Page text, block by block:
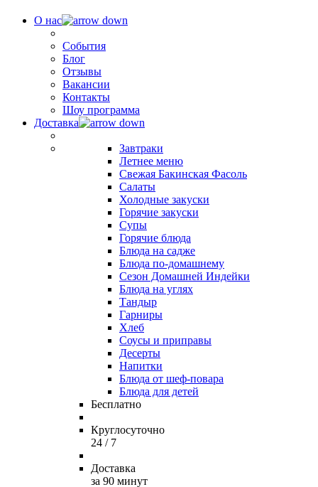
О нас
События
Блог
Отзывы
Вакансии
Контакты
Шоу программа
Доставка
Завтраки
Летнее меню
Свежая Бакинская Фасоль
Салаты
Холодные закуски
Горячие закуски
Супы
Горячие блюда
Блюда на садже
Блюда по-домашнему
Сезон Домашней Индейки
Блюда на углях
Тандыр
Гарниры
Хлеб
Соусы и приправы
Десерты
Напитки
Блюда от шеф-повара
Блюда для детей
Бесплатно
Круглосуточно
24 / 7
Доставка
за 90 минут